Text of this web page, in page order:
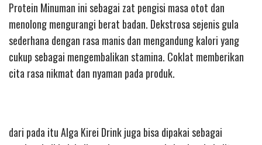
Protein Minuman ini sebagai zat pengisi masa otot dan
menolong mengurangi berat badan. Dekstrosa sejenis gula
sederhana dengan rasa manis dan mengandung kalori yang
cukup sebagai mengembalikan stamina. Coklat memberikan
cita rasa nikmat dan nyaman pada produk.
dari pada itu Alga Kirei Drink juga bisa dipakai sebagai